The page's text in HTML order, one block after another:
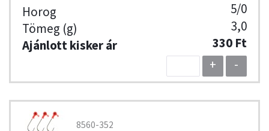
5/0
3,0
330 Ft
+
-
8560-352